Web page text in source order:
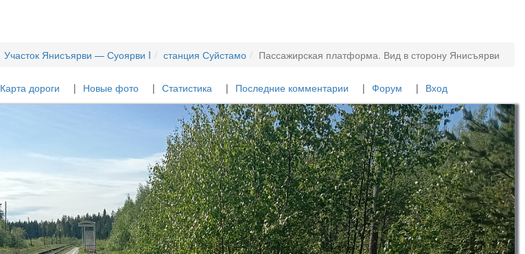
Участок Янисъярви — Суоярви I станция Суйстамо Пассажирская платформа. Вид в сторону Янисъярви
Карта дороги Новые фото Статистика Последние комментарии Форум Вход